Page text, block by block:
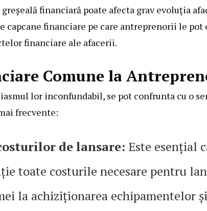
financiară poate afecta grav evoluția
capcane financiare pe care antreprenorii le
financiare ale afacerii.
Comune la
lor inconfundabil, se pot confrunta cu o
frecvente:
de lansare: Este esențial
toate costurile necesare pentru
la achiziționarea echipamentelor